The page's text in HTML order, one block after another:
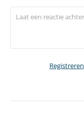
Registreren